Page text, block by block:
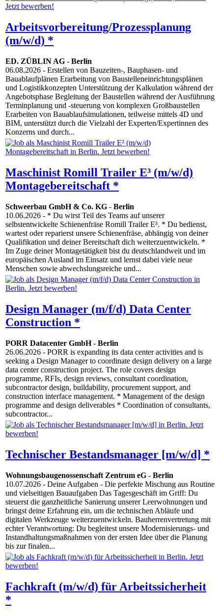
Arbeitsvorbereitung/Prozessplanung
(m/w/d) *
ED. ZÜBLIN AG - Berlin
06.08.2026 - Erstellen von Bauzeiten-, Bauphasen- und
Bauablaufplänen Erarbeitung von Baustelleneinrichtungsplänen
und Logistikkonzepten Unterstützung der Kalkulation während der
Angebotsphase Begleitung der Baustellen während der Ausführung
Terminplanung und -steuerung von komplexen Großbaustellen
Erarbeiten von Bauablaufsimulationen, teilweise mittels 4D und
BIM, unterstützt durch die Vielzahl der Experten/Expertinnen des
Konzerns und durch...
Maschinist Romill Trailer E³ (m/w/d)
Montagebereitschaft *
Schweerbau GmbH & Co. KG - Berlin
10.06.2026 - * Du wirst Teil des Teams auf unserer
selbstentwickelte Schienenfräse Romill Trailer E³. * Du bedienst,
wartest oder reparierst unsere Schienenfräse, abhängig von deiner
Qualifikation und deiner Bereitschaft dich weiterzuentwickeln. *
Im Zuge deiner Montagetätigkeit bist du deutschlandweit und im
europäischen Ausland im Einsatz und lernst dabei viele neue
Menschen sowie abwechslungsreiche und...
Design Manager (m/f/d) Data Center
Construction *
PORR Datacenter GmbH- Berlin
26.06.2026 - PORR is expanding its data center activities and is
seeking a Design Manager to coordinate design delivery on a large
data center construction project. The role covers design
programme, RFIs, design reviews, consultant coordination,
subcontractor design, buildability, procurement support, and
construction interface management. * Management of the design
programme and design deliverables * Coordination of consultants,
subcontractor...
Technischer Bestandsmanager [m/w/d] *
Wohnungsbaugenossenschaft Zentrum eG - Berlin
10.07.2026 - Deine Aufgaben - Die perfekte Mischung aus Routine
und vielseitigen Bauaufgaben Das Tagesgeschäft im Griff: Du
steuerst die ganzheitliche Sanierung unserer Leerwohnungen und
bringst deine Erfahrung ein, um die technischen Abläufe und
digitalen Werkzeuge weiterzuentwickeln. Bauherrenvertretung mit
echter Verantwortung: Du begleitest unsere Modernisierungs- und
Instandhaltungsmaßnahmen von der ersten Idee über die Planung
bis zur finalen...
Fachkraft (m/w/d) für Arbeitssicherheit
*